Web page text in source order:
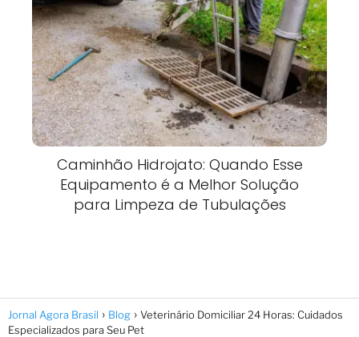
Caminhão Hidrojato: Quando Esse
Equipamento é a Melhor Solução
para Limpeza de Tubulações
Jornal Agora Brasil Blog
Veterinário Domiciliar 24 Horas: Cuidados
Especializados para Seu Pet